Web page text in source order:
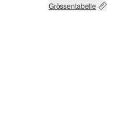
Grössentabelle